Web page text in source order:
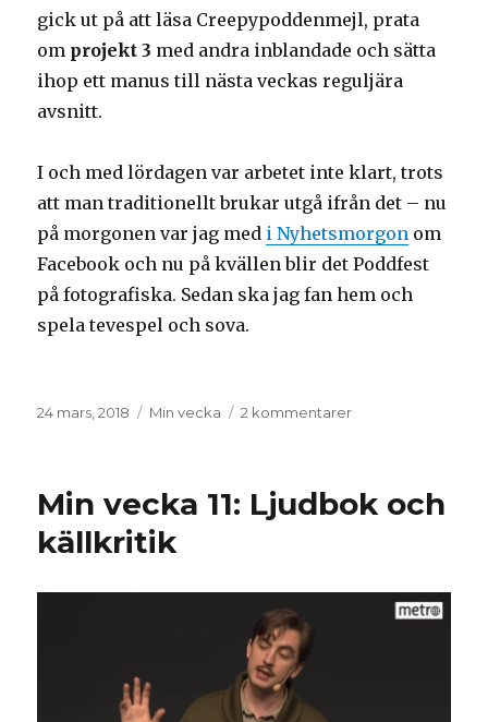
gick ut på att läsa Creepypoddenmejl, prata
om projekt 3 med andra inblandade och sätta
ihop ett manus till nästa veckas reguljära
avsnitt.
I och med lördagen var arbetet inte klart, trots
att man traditionellt brukar utgå ifrån det – nu
på morgonen var jag med i Nyhetsmorgon om
Facebook och nu på kvällen blir det Poddfest
på fotografiska. Sedan ska jag fan hem och
spela tevespel och sova.
Postat
24 mars, 2018 Kategorier
Min vecka 2 kommentarertill
Fysisk
Min vecka 11: Ljudbok och
källkritik